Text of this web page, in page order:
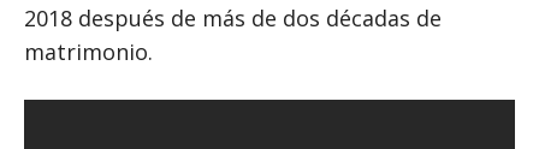
2018 después de más de dos décadas de
matrimonio.